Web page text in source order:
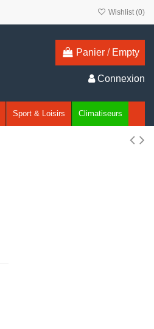
Wishlist (0)
Panier / Empty
Connexion
Sport & Loisirs Climatiseurs